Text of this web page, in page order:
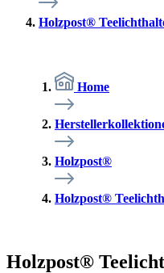
Holzpost®
Home
Holzpost®
Holzpost®
Holzpost®